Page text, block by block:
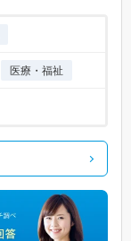
医療・福祉